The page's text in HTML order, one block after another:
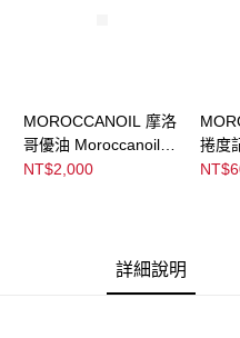
易，需依本服務之必要範圍內提供
權轉讓予恩沛科技股份有限公司。
２．關於個人資料處理事宜，請瀏覽
４．使用「AFTEE先享後付」時，
MOROCCANOIL 摩洛
哥優油 Moroccanoil
Treatment
NT$2,000
捲度
詳細說明